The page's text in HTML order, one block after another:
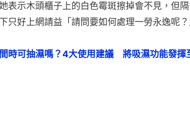
表示木頭櫃子上的白色霉斑擦掉會不見，但隔
只好上網請益「請問要如何處理一勞永逸呢？
時可抽濕嗎？4大使用建議　將吸濕功能發揮